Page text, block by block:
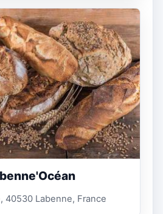
40530 Labenne, France